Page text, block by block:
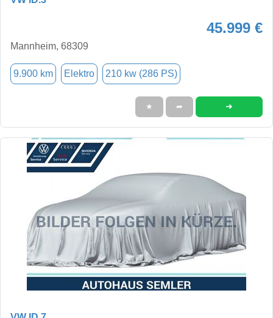
45.999 €
Mannheim, 68309
9.900 km Elektro 210 kw (286 PS)
★ ➦ ➜